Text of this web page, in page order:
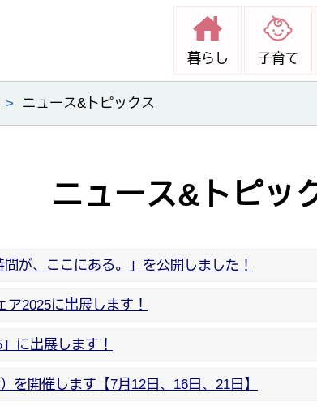
暮らし 子育て
> ニュース&トピックス
ニュース&トピッ
が、ここにある。」を公開しました！
2025に出展します！
に出展します！
を開催します【7月12日、16日、21日】